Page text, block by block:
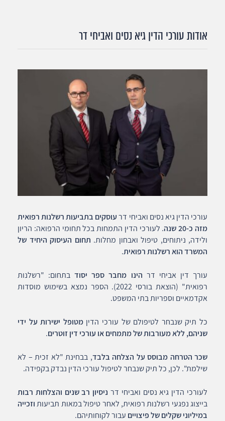
אודות עורכי הדין גיא נסים ואביחי דר
עורכי הדין גיא נסים ואביחי דרעוסקים בתביעות רשלנות רפואית
מזה כ-20 שנה
. לעורכי הדין התמחות בכל תחומי הרפואה: הריון
ולידה, ניתוחים, טיפול ואבחון מחלות. תחום העיסוק היחיד של
המשרד הוא רשלנות רפואית.
עורך דין אביחי דר הינו מחבר ספר יסודבתחום: "רשלנות
רפואית" (הוצאת בורסי 2022). הספר נמצא בשימוש מוסדות
אקדמאיים וספריות בתי המשפט.
כל תיק שנבחר לטיפולם של עורכי הדיןמטופל ישירות על ידי
שניהם, ללא מעורבות של מתמחים או עורכי דין זוטרים.
שכר הטרחה מבוסס על הצלחה בלבד, בבחינת "לא זכית – לא
שילמת". לכן, כל תיק שנבחר לטיפול עורכי הדין נבדק בקפידה.
לעורכי הדין גיא נסים ואביחי דר ניסיון רב שנים והצלחות רבות
בייצוג נפגעי רשלנות רפואית, לאחר טיפול במאות תביעותוזכייה
במיליוני שקלים של פיצויים עבור לקוחותיהם.